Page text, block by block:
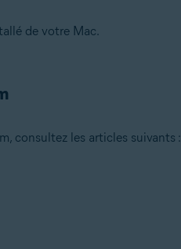
de votre Mac.
consultez les articles suivants :